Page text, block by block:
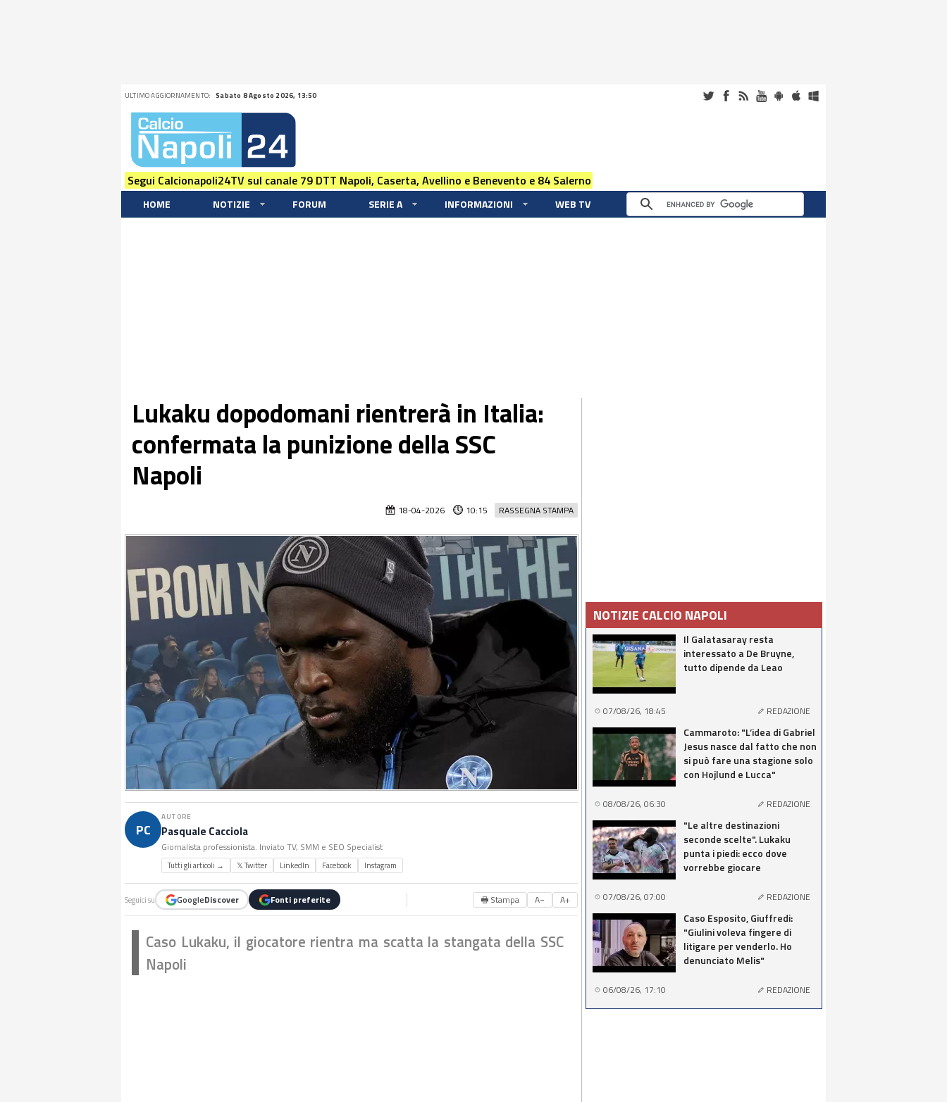
ULTIMO AGGIORNAMENTO: Sabato 8 Agosto 2026, 13:50
Segui Calcionapoli24TV sul canale 79 DTT Napoli, Caserta, Avellino e Benevento e 84 Salerno
HOME NOTIZIE FORUM SERIE A INFORMAZIONI WEB TV
Lukaku dopodomani rientrerà in Italia:
confermata la punizione della SSC
Napoli
RASSEGNA STAMPA
18-04-2026 10:15
PC
AUTORE
Pasquale Cacciola
Giornalista professionista. Inviato TV, SMM e SEO Specialist
Tutti gli articoli → 𝕏 Twitter LinkedIn Facebook Instagram
Seguici su GoogleDiscover Fonti preferite 🖶 Stampa A− A+
Caso Lukaku, il giocatore rientra ma scatta la stangata della SSC
Napoli
NOTIZIE CALCIO NAPOLI
Il Galatasaray resta
interessato a De Bruyne,
tutto dipende da Leao
07/08/26, 18:45 REDAZIONE
Cammaroto: "L’idea di Gabriel
Jesus nasce dal fatto che non
si può fare una stagione solo
con Hojlund e Lucca"
08/08/26, 06:30 REDAZIONE
"Le altre destinazioni
seconde scelte". Lukaku
punta i piedi: ecco dove
vorrebbe giocare
07/08/26, 07:00 REDAZIONE
Caso Esposito, Giuffredi:
"Giulini voleva fingere di
litigare per venderlo. Ho
denunciato Melis"
06/08/26, 17:10 REDAZIONE